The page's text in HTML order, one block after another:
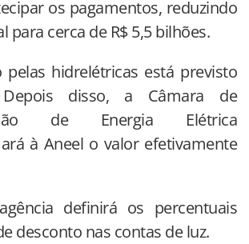
os pagamentos, reduzindo
para cerca de R$ 5,5 bilhões.
pelas hidrelétricas está previsto
disso, a Câmara de
de Energia Elétrica
à Aneel o valor efetivamente
definirá os percentuais
desconto nas contas de luz.